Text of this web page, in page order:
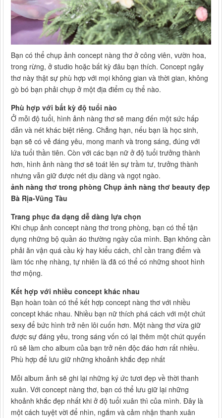
Bạn có thể chụp ảnh concept nàng thơ ở công viên, vườn hoa,
trong rừng, ở studio hoặc bất kỳ đâu bạn thích. Concept ngây
thơ này thật sự phù hợp với mọi không gian và thời gian, không
gò bó bạn phải chụp ở một địa điểm cụ thể nào.
Phù hợp với bất kỳ độ tuổi nào
Ở mỗi độ tuổi, hình ảnh nàng thơ sẽ mang đến một sức hấp
dẫn và nét khác biệt riêng. Chẳng hạn, nếu bạn là học sinh,
bạn sẽ có vẻ đáng yêu, mong manh và trong sáng, đúng với
lứa tuổi thần tiên. Còn với các bạn nữ ở độ tuổi trưởng thành
hơn, hình ảnh nàng thơ sẽ toát lên sự trầm tư, trưởng thành
nhưng vẫn giữ được nét dịu dàng và ngọt ngào.
ảnh nàng thơ trong phòng Chụp ảnh nàng thơ beauty đẹp
Bà Rịa-Vũng Tàu
Trang phục đa dạng dễ dàng lựa chọn
Khi chụp ảnh concept nàng thơ trong phòng, bạn có thể tận
dụng những bộ quần áo thường ngày của mình. Bạn không cần
phải ăn vận quá cầu kỳ hay kiểu cách, chỉ cần trang điểm và
làm tóc nhẹ nhàng, tự nhiên là đã có thể có những shoot hình
thơ mộng.
Kết hợp với nhiều concept khác nhau
Bạn hoàn toàn có thể kết hợp concept nàng thơ với nhiều
concept khác nhau. Nhiều bạn nữ thích phá cách với một chút
sexy để bức hình trở nên lôi cuốn hơn. Một nàng thơ vừa giữ
được sự đáng yêu, trong sáng vốn có lại thêm một chút quyến
rũ sẽ làm cho album của bạn trở nên độc đáo hơn rất nhiều.
Phù hợp để lưu giữ những khoảnh khắc đẹp nhất
Mỗi album ảnh sẽ ghi lại những ký ức tươi đẹp về thời thanh
xuân. Với concept nàng thơ, bạn có thể lưu giữ lại những
khoảnh khắc đẹp nhất khi ở độ tuổi xuân thì của mình. Đây là
một cách tuyệt vời để nhìn, ngắm và cảm nhận thanh xuân